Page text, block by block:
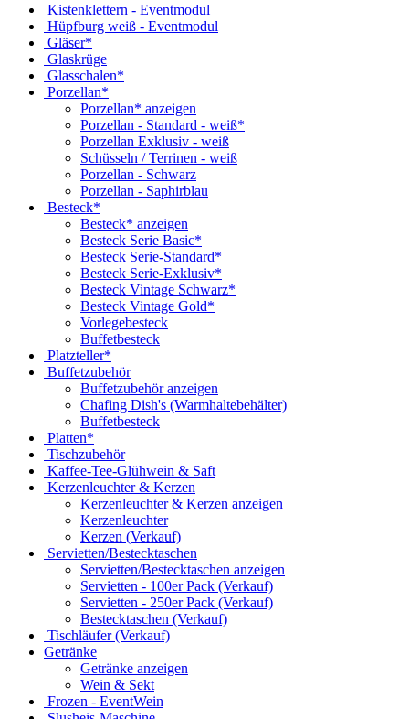
Kistenklettern - Eventmodul
Hüpfburg weiß - Eventmodul
Gläser*
Glaskrüge
Glasschalen*
Porzellan*
Porzellan* anzeigen
Porzellan - Standard - weiß*
Porzellan Exklusiv - weiß
Schüsseln / Terrinen - weiß
Porzellan - Schwarz
Porzellan - Saphirblau
Besteck*
Besteck* anzeigen
Besteck Serie Basic*
Besteck Serie-Standard*
Besteck Serie-Exklusiv*
Besteck Vintage Schwarz*
Besteck Vintage Gold*
Vorlegebesteck
Buffetbesteck
Platzteller*
Buffetzubehör
Buffetzubehör anzeigen
Chafing Dish's (Warmhaltebehälter)
Buffetbesteck
Platten*
Tischzubehör
Kaffee-Tee-Glühwein & Saft
Kerzenleuchter & Kerzen
Kerzenleuchter & Kerzen anzeigen
Kerzenleuchter
Kerzen (Verkauf)
Servietten/Bestecktaschen
Servietten/Bestecktaschen anzeigen
Servietten - 100er Pack (Verkauf)
Servietten - 250er Pack (Verkauf)
Bestecktaschen (Verkauf)
Tischläufer (Verkauf)
Getränke
Getränke anzeigen
Wein & Sekt
Frozen - EventWein